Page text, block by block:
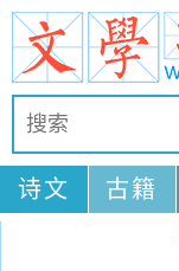
诗文 古籍